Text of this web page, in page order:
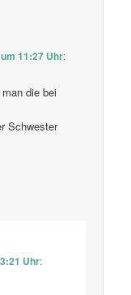
11:27 Uhr:
die bei
Schwester
Uhr: